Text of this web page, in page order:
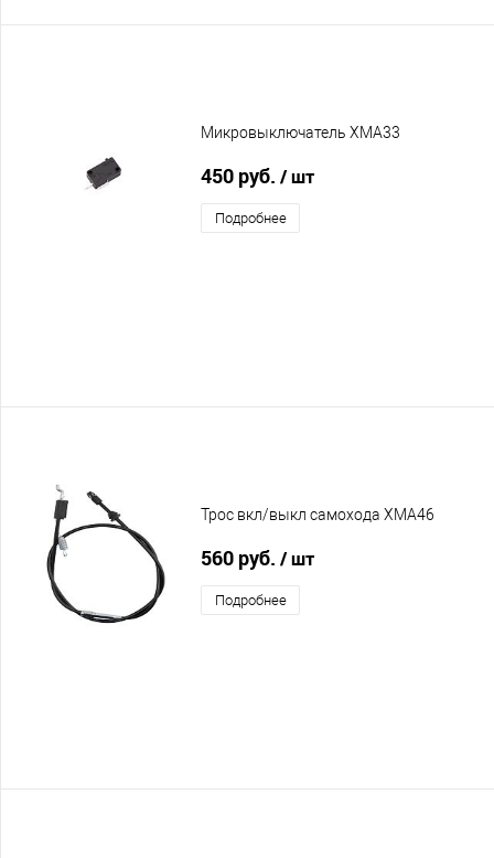
Микровыключатель XMA33
450 руб. / шт
Подробнее
Трос вкл/выкл самохода XMA46
560 руб. / шт
Подробнее